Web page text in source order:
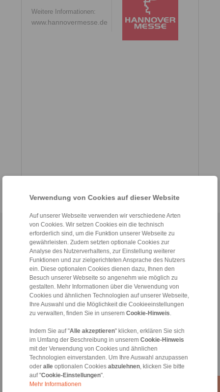
Verwendung von Cookies auf dieser Website
Auf unserer Webseite verwenden wir verschiedene Arten
von Cookies. Wir setzen Cookies ein die technisch
erforderlich sind, um die Funktion unserer Webseite zu
gewährleisten. Zudem setzten optionale Cookies zur
Analyse des Nutzerverhaltens, zur Einstellung weiterer
Funktionen und zur zielgerichteten Ansprache des Nutzers
ein. Diese optionalen Cookies dienen dazu, Ihnen den
Besuch unserer Webseite so angenehm wie möglich zu
gestalten. Mehr Informationen über die Verwendung von
Cookies und ähnlichen Technologien auf unserer Webseite,
Ihre Auswahl und die Möglichkeit die Cookieeinstellungen
zu verwalten, finden Sie in unserem Cookie-Hinweis
Indem Sie auf "Alle akzeptieren" klicken, erklären Sie sich
im Umfang der Beschreibung in unserem Cookie-Hinweis
mit der Verwendung von Cookies und ähnlichen
Technologien einverstanden. Um Ihre Auswahl anzupassen
oder alleoptionalen Cookies abzulehnen, klicken Sie bitte
auf "Cookie-Einstellungen".
Mehr Informationen
Weitere Informationen:
www.hannovermesse.de
Allgemeine Verkaufsbedingungen|Hinweisgeberplattform
Freiläufe
Bremsen
Welle-Nabe-Verbindungen
Schwerlastkupplungen
Industriekupplungen
Präzisionskupplungen
Präzisions-Spannzeuge